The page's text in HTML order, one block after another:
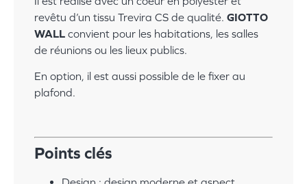
revêtu d’un tissu Trevira CS de qualité. GIOTTO
WALL convient pour les habitations, les salles
de réunions ou les lieux publics.
En option, il est aussi possible de le fixer au
plafond.
Points clés